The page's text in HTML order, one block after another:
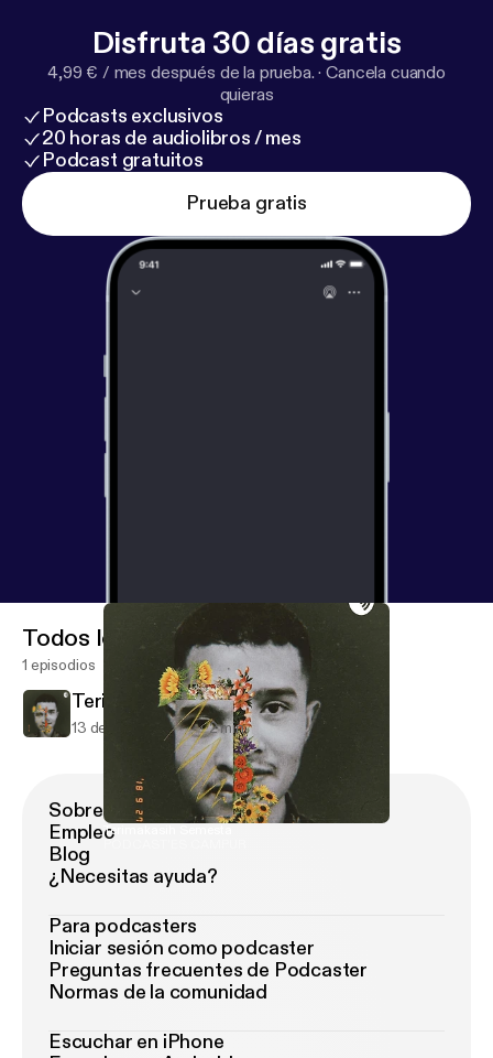
Disfruta 30 días gratis
4,99 € / mes después de la prueba. ·Cancela cuando
quieras
Podcasts exclusivos
20 horas de audiolibros / mes
Podcast gratuitos
Prueba gratis
Terimakasih Semesta
Todos los episodios
1 episodios
Terimakasih Semesta
13 de ago de 2020 2 min
Sobre Podimo
Empleo
Blog
¿Necesitas ayuda?
Para podcasters
Iniciar sesión como podcaster
Preguntas frecuentes de Podcaster
Normas de la comunidad
Escuchar en iPhone